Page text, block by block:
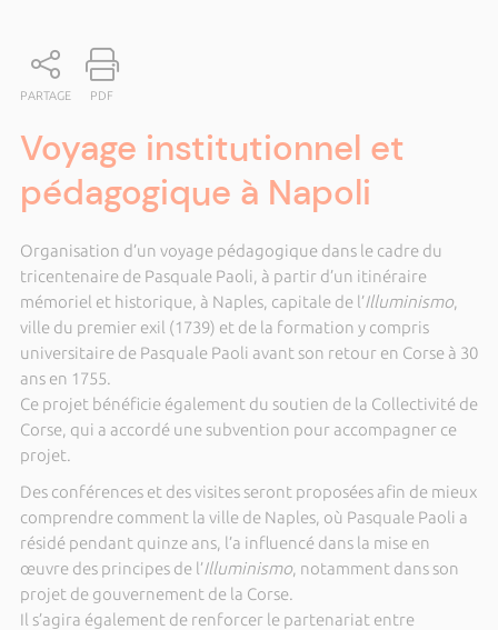
PARTAGE PDF
Voyage institutionnel et
pédagogique à Napoli
Organisation d’un voyage pédagogique dans le cadre du
tricentenaire de Pasquale Paoli, à partir d’un itinéraire
mémoriel et historique, à Naples, capitale de l’Illuminismo,
ville du premier exil (1739) et de la formation y compris
universitaire de Pasquale Paoli avant son retour en Corse à 30
ans en 1755.
Ce projet bénéficie également du soutien de la Collectivité de
Corse, qui a accordé une subvention pour accompagner ce
projet.
Des conférences et des visites seront proposées afin de mieux
comprendre comment la ville de Naples, où Pasquale Paoli a
résidé pendant quinze ans, l’a influencé dans la mise en
œuvre des principes de l’Illuminismo, notamment dans son
projet de gouvernement de la Corse.
Il s’agira également de renforcer le partenariat entre